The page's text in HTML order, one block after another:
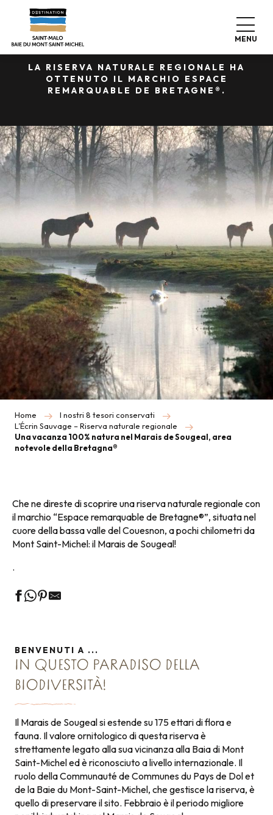
contenu
principal
MENU
UNA PAUSA NATURALE AL 100%
LA PALUDE DI SOUGEAL
LA RISERVA NATURALE REGIONALE HA
OTTENUTO IL MARCHIO ESPACE
REMARQUABLE DE BRETAGNE®.
Home
I nostri 8 tesori conservati
L’Écrin Sauvage – Riserva naturale regionale
Una vacanza 100% natura nel Marais de Sougeal, area
notevole della Bretagna®
Che ne direste di scoprire una riserva naturale regionale con
il marchio “Espace remarquable de Bretagne®”, situata nel
cuore della bassa valle del Couesnon, a pochi chilometri da
Mont Saint-Michel: il Marais de Sougeal!
.
BENVENUTI A ...
IN QUESTO PARADISO DELLA
BIODIVERSITÀ!
Il Marais de Sougeal si estende su 175 ettari di flora e
fauna. Il valore ornitologico di questa riserva è
strettamente legato alla sua vicinanza alla Baia di Mont
Saint-Michel ed è riconosciuto a livello internazionale. Il
ruolo della Communauté de Communes du Pays de Dol et
de la Baie du Mont-Saint-Michel, che gestisce la riserva, è
quello di preservare il sito. Febbraio è il periodo migliore